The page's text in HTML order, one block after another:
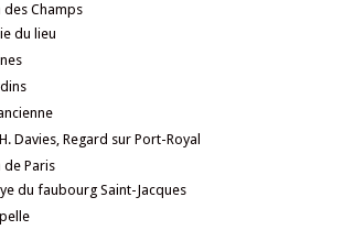
des Champs
du lieu
Davies, Regard sur Port-Royal
de Paris
du faubourg Saint-Jacques